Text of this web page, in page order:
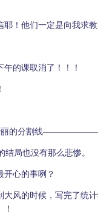
！他们一定是向我求
的课取消了！！！
的分割线
局也没有那么悲惨。
心的事咧？
风的时候，写完了统